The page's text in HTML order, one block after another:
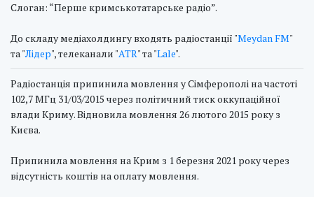
Слоган: “Перше кримськотатарське радіо”.
До складу медіахолдингу входять радіостанції "Meydan FM"
та "Лідер", телеканали "ATR" та "Lale".
Радіостанція припинила мовлення у Сімферополі на частоті
102,7 МГц 31/03/2015 через політичний тиск оккупаційної
влади Криму. Відновила мовлення 26 лютого 2015 року з
Києва.
Припинила мовлення на Крим з 1 березня 2021 року через
відсутність коштів на оплату мовлення.